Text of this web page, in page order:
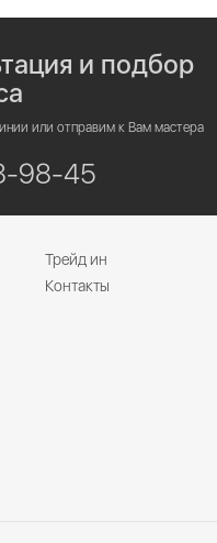
и подбор
или отправим к Вам мастера
98-45
Трейд ин
Контакты